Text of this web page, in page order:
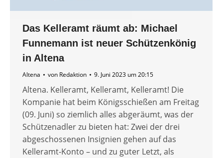
Das Kelleramt räumt ab: Michael
Funnemann ist neuer Schützenkönig
in Altena
Altena von Redaktion 9. Juni 2023 um 20:15
Altena. Kelleramt, Kelleramt, Kelleramt! Die
Kompanie hat beim Königsschießen am Freitag
(09. Juni) so ziemlich alles abgeräumt, was der
Schützenadler zu bieten hat: Zwei der drei
abgeschossenen Insignien gehen auf das
Kelleramt-Konto – und zu guter Letzt, als